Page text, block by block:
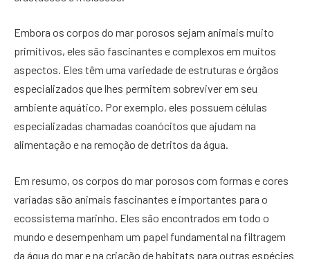
Embora os corpos do mar porosos sejam animais muito
primitivos, eles são fascinantes e complexos em muitos
aspectos. Eles têm uma variedade de estruturas e órgãos
especializados que lhes permitem sobreviver em seu
ambiente aquático. Por exemplo, eles possuem células
especializadas chamadas coanócitos que ajudam na
alimentação e na remoção de detritos da água.
Em resumo, os corpos do mar porosos com formas e cores
variadas são animais fascinantes e importantes para o
ecossistema marinho. Eles são encontrados em todo o
mundo e desempenham um papel fundamental na filtragem
da água do mar e na criação de habitats para outras espécies